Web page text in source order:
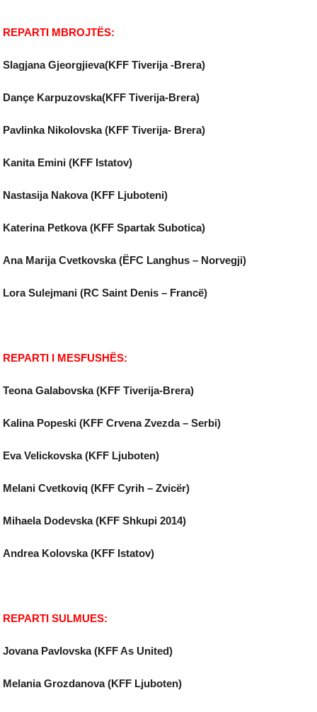
REPARTI MBROJTËS:
Slagjana Gjeorgjieva(KFF Tiverija -Brera)
Dançe Karpuzovska(KFF Tiverija-Brera)
Pavlinka Nikolovska (KFF Tiverija- Brera)
Kanita Emini (KFF Istatov)
Nastasija Nakova (KFF Ljuboteni)
Katerina Petkova (KFF Spartak Subotica)
Ana Marija Cvetkovska (ËFC Langhus – Norvegji)
Lora Sulejmani (RC Saint Denis – Francë)
REPARTI I MESFUSHËS:
Teona Galabovska (KFF Tiverija‑Brera)
Kalina Popeski (KFF Crvena Zvezda – Serbi)
Eva Velickovska (KFF Ljuboten)
Melani Cvetkoviq (KFF Cyrih – Zvicër)
Mihaela Dodevska (KFF Shkupi 2014)
Andrea Kolovska (KFF Istatov)
REPARTI SULMUES:
Jovana Pavlovska (KFF As United)
Melania Grozdanova (KFF Ljuboten)